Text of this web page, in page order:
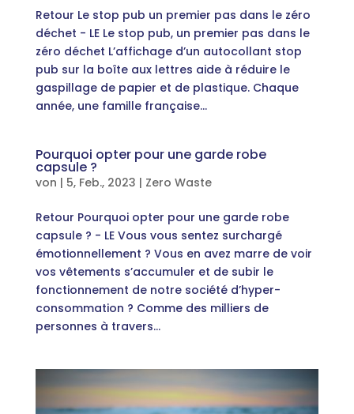
Retour Le stop pub un premier pas dans le zéro
déchet - LE Le stop pub, un premier pas dans le
zéro déchet L’affichage d’un autocollant stop
pub sur la boîte aux lettres aide à réduire le
gaspillage de papier et de plastique. Chaque
année, une famille française...
Pourquoi opter pour une garde robe
capsule ?
von | 5, Feb., 2023 | Zero Waste
Retour Pourquoi opter pour une garde robe
capsule ? - LE Vous vous sentez surchargé
émotionnellement ? Vous en avez marre de voir
vos vêtements s’accumuler et de subir le
fonctionnement de notre société d’hyper-
consommation ? Comme des milliers de
personnes à travers...